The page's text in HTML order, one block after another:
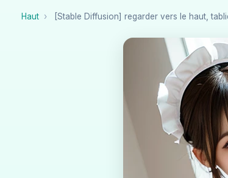
Haut [Stable Diffusion] regarder vers le haut,